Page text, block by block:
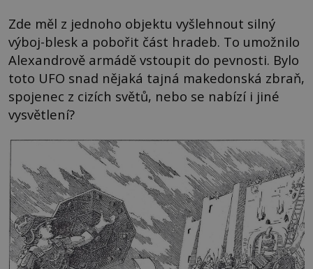
Zde měl z jednoho objektu vyšlehnout silný
výboj-blesk a pobořit část hradeb. To umožnilo
Alexandrově armádě vstoupit do pevnosti. Bylo
toto UFO snad nějaká tajná makedonská zbraň,
spojenec z cizích světů, nebo se nabízí i jiné
vysvětlení?